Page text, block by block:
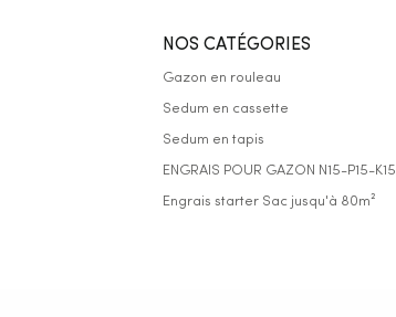
NOS CATÉGORIES
Gazon en rouleau
Sedum en cassette
Sedum en tapis
ENGRAIS POUR GAZON N15-P15-K15
Engrais starter Sac jusqu'à 80m²